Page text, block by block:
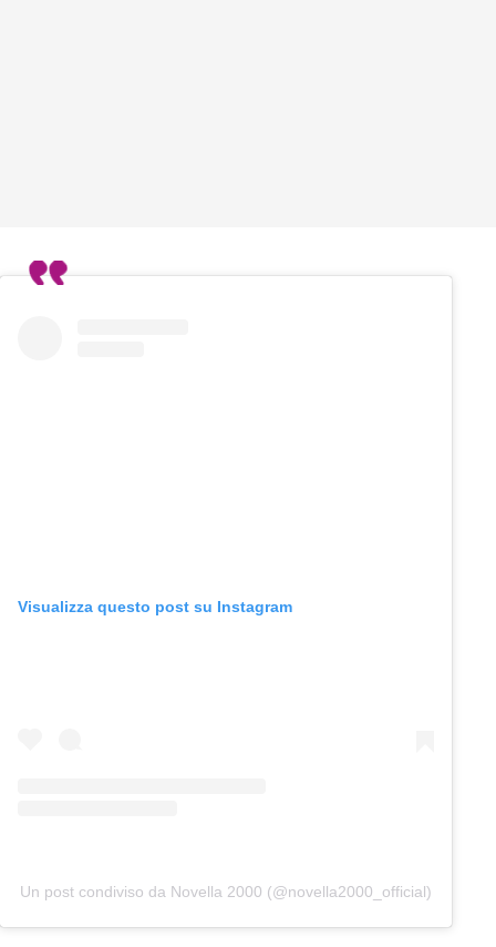
Visualizza questo post su Instagram
Un post condiviso da Novella 2000 (@novella2000_official)